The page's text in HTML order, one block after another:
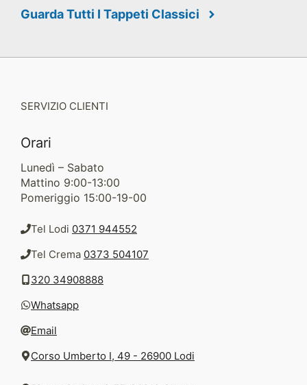
Guarda Tutti I Tappeti Classici
SERVIZIO CLIENTI
Orari
Lunedì – Sabato
Mattino 9:00-13:00
Pomeriggio 15:00-19-00
Tel Lodi 0371 944552
Tel Crema 0373 504107
320 34908888
Whatsapp
Email
Corso Umberto I, 49 - 26900 Lodi